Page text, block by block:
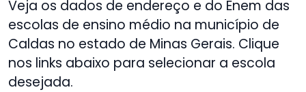
Veja os dados de endereço e do Enem das
escolas de ensino médio na município de
Caldas no estado de Minas Gerais. Clique
nos links abaixo para selecionar a escola
desejada.